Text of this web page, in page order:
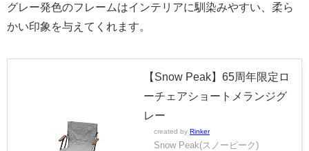
グレー発色のフレームはインテリアに馴染みやすい、柔ら
かい印象を与えてくれます。
【Snow Peak】65周年限定ロ
ーチェアショートメランジグ
レー
created by Rinker
Snow Peak(スノーピーク)